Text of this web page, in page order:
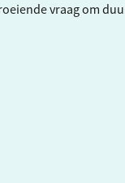
vraag om